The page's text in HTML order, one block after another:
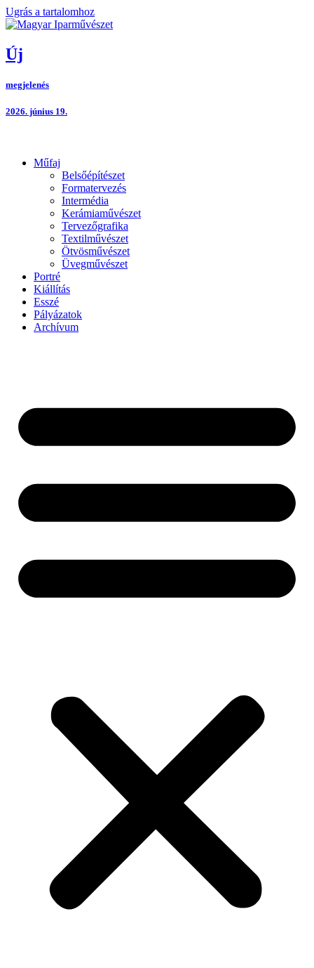
Ugrás a tartalomhoz
Új
megjelenés
2026. június 19.
Műfaj
Belsőépítészet
Formatervezés
Intermédia
Kerámiaművészet
Tervezőgrafika
Textilművészet
Ötvösművészet
Üvegművészet
Portré
Kiállítás
Esszé
Pályázatok
Archívum